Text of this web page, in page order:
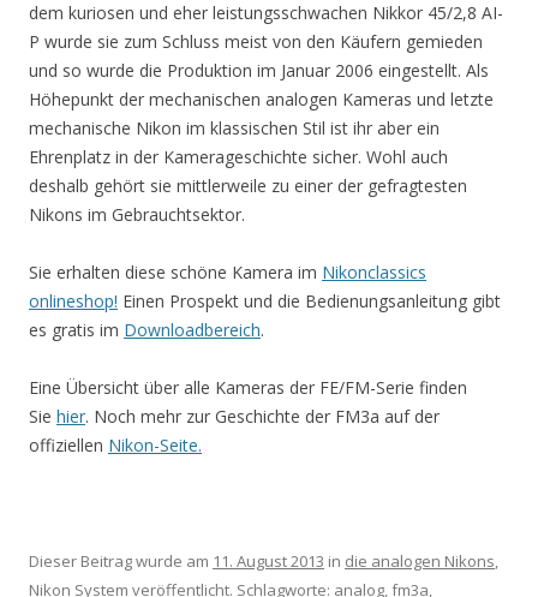
dem kuriosen und eher leistungsschwachen Nikkor 45/2,8 AI-
P wurde sie zum Schluss meist von den Käufern gemieden
und so wurde die Produktion im Januar 2006 eingestellt. Als
Höhepunkt der mechanischen analogen Kameras und letzte
mechanische Nikon im klassischen Stil ist ihr aber ein
Ehrenplatz in der Kamerageschichte sicher. Wohl auch
deshalb gehört sie mittlerweile zu einer der gefragtesten
Nikons im Gebrauchtsektor.
Sie erhalten diese schöne Kamera im Nikonclassics
onlineshop! Einen Prospekt und die Bedienungsanleitung gibt
es gratis im Downloadbereich.
Eine Übersicht über alle Kameras der FE/FM-Serie finden
Sie hier. Noch mehr zur Geschichte der FM3a auf der
offiziellen Nikon-Seite.
Dieser Beitrag wurde am 11. August 2013 in die analogen Nikons,
Nikon System veröffentlicht. Schlagworte: analog,fm3a,